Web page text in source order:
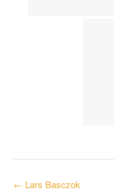
Post
← Lars Basczok